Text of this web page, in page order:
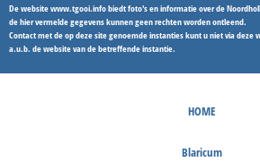
De website www.tgooi.info biedt foto's en informatie over de
de hier vermelde gegevens kunnen geen rechten worden ontleend.
Contact met de op deze site genoemde instanties kunt u niet via deze
a.u.b. de website van de betreffende instantie.
HOME
Blaricum